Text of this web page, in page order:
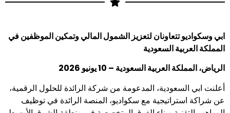
ابي وسكواديو تتعاونان لتعزيز الشمول المالي وتمكين الموظفين في
المملكة العربية السعودية
الرياض، المملكة العربية السعودية – 10 يونيو 2026
أعلنت ابي السعودية، المدعومة من شركة الرائدة للحلول الرقمية،
عن شراكة استراتيجية مع سكواديو، المنصة الرائدة في توظيف